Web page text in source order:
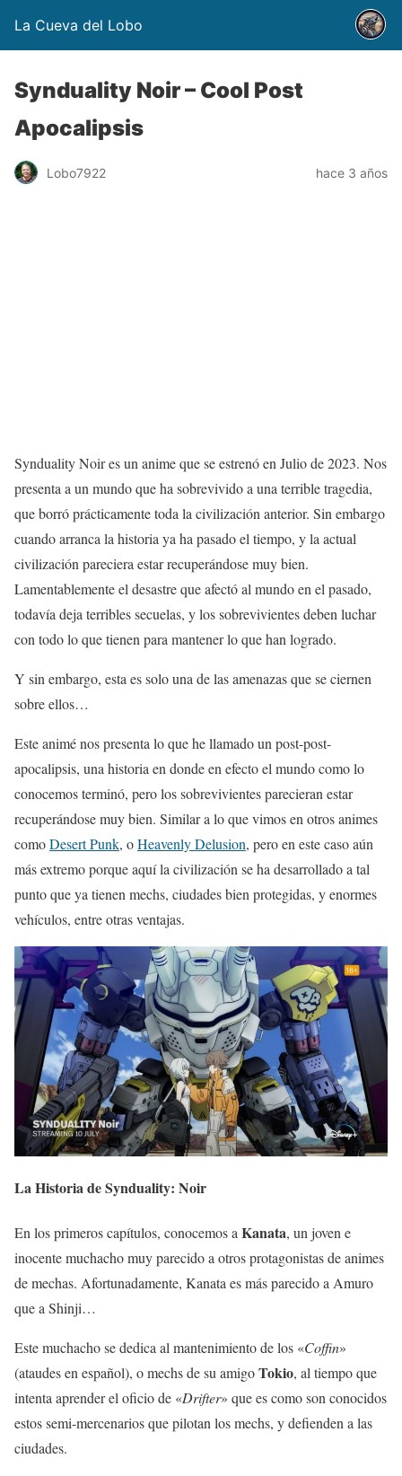
La Cueva del Lobo
Synduality Noir – Cool Post
Apocalipsis
Lobo7922 hace 3 años
Synduality Noir es un anime que se estrenó en Julio de 2023. Nos
presenta a un mundo que ha sobrevivido a una terrible tragedia,
que borró prácticamente toda la civilización anterior. Sin embargo
cuando arranca la historia ya ha pasado el tiempo, y la actual
civilización pareciera estar recuperándose muy bien.
Lamentablemente el desastre que afectó al mundo en el pasado,
todavía deja terribles secuelas, y los sobrevivientes deben luchar
con todo lo que tienen para mantener lo que han logrado.
Y sin embargo, esta es solo una de las amenazas que se ciernen
sobre ellos…
Este animé nos presenta lo que he llamado un post-post-
apocalipsis, una historia en donde en efecto el mundo como lo
conocemos terminó, pero los sobrevivientes parecieran estar
recuperándose muy bien. Similar a lo que vimos en otros animes
comoDesert Punk, oHeavenly Delusion, pero en este caso aún
más extremo porque aquí la civilización se ha desarrollado a tal
punto que ya tienen mechs, ciudades bien protegidas, y enormes
vehículos, entre otras ventajas.
La Historia de Synduality: Noir
En los primeros capítulos, conocemos a Kanata, un joven e
inocente muchacho muy parecido a otros protagonistas de animes
de mechas. Afortunadamente, Kanata es más parecido a Amuro
que a Shinji…
Este muchacho se dedica al mantenimiento de los «Coffin»
(ataudes en español), o mechs de su amigoTokio, al tiempo que
intenta aprender el oficio de «Drifter» que es como son conocidos
estos semi-mercenarios que pilotan los mechs, y defienden a las
ciudades.